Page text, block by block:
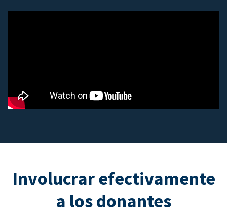
Involucrar efectivamente
a los donantes